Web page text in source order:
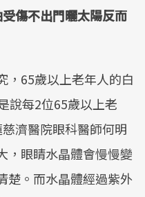
傷不出門曬太陽反而
，65歲以上老年人的白
說每2位65歲以上老
濟醫院眼科醫師何明
，眼睛水晶體會慢慢變
楚。而水晶體經過紫外